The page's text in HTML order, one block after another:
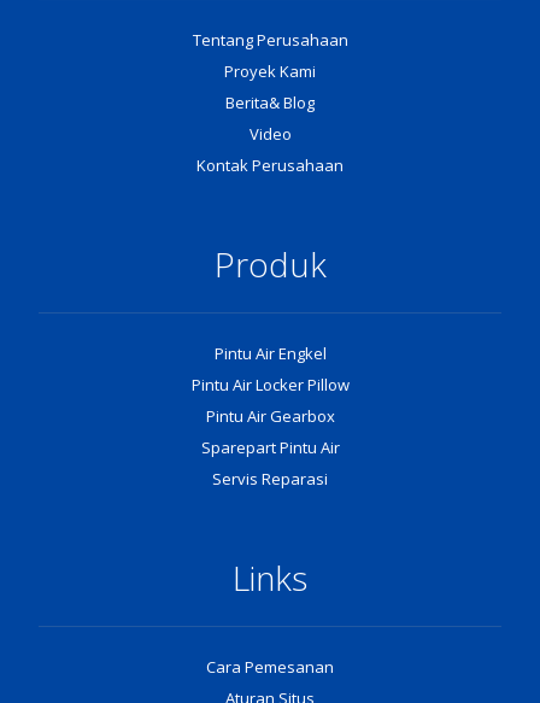
Tentang Perusahaan
Proyek Kami
Berita& Blog
Video
Kontak Perusahaan
Produk
Pintu Air Engkel
Pintu Air Locker Pillow
Pintu Air Gearbox
Sparepart Pintu Air
Servis Reparasi
Links
Cara Pemesanan
Aturan Situs